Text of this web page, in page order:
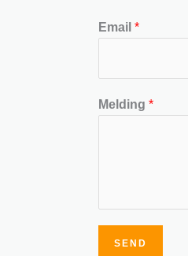
Email*
Melding*
SEND